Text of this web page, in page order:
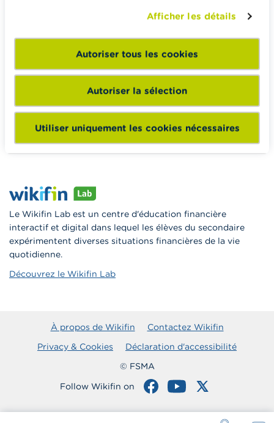
Afficher les détails
Autoriser tous les cookies
Autoriser la sélection
Utiliser uniquement les cookies nécessaires
Wikifin School met gratuitement à disposition des
enseignants du matériel pédagogique varié et des
formations pour les aider à faire de l’éducation financière et
à la consommation responsable en classe.
Le Wikifin Lab est un centre d'éducation financière
interactif et digital dans lequel les élèves du secondaire
expérimentent diverses situations financières de la vie
quotidienne.
Découvrez le Wikifin Lab
À propos de Wikifin
Contactez Wikifin
Privacy & Cookies
Déclaration d'accessibilité
© FSMA
Follow Wikifin on